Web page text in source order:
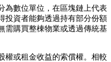
為數位單位，在區塊鏈上代表
投資者能夠透過持有部分份額
需購買整棟物業或透過傳統基
權或租金收益的索償權。相較